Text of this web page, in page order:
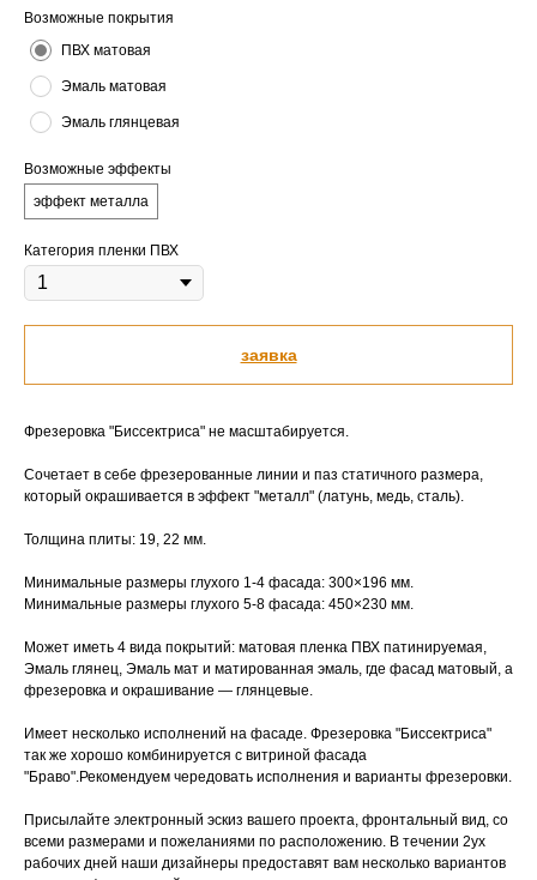
Возможные покрытия
ПВХ матовая
Эмаль матовая
Эмаль глянцевая
Возможные эффекты
эффект металла
Категория пленки ПВХ
заявка
Фрезеровка "Биссектриса" не масштабируется.
Сочетает в себе фрезерованные линии и паз статичного размера,
который окрашивается в эффект "металл" (латунь, медь, сталь).
Толщина плиты: 19, 22 мм.
Минимальные размеры глухого 1-4 фасада: 300×196 мм.
Минимальные размеры глухого 5-8 фасада: 450×230 мм.
Может иметь 4 вида покрытий: матовая пленка ПВХ патинируемая,
Эмаль глянец, Эмаль мат и матированная эмаль, где фасад матовый, а
фрезеровка и окрашивание — глянцевые.
Имеет несколько исполнений на фасаде. Фрезеровка "Биссектриса"
так же хорошо комбинируется с витриной фасада
"Браво".Рекомендуем чередовать исполнения и варианты фрезеровки.
Присылайте электронный эскиз вашего проекта, фронтальный вид, со
всеми размерами и пожеланиями по расположению. В течении 2ух
рабочих дней наши дизайнеры предоставят вам несколько вариантов